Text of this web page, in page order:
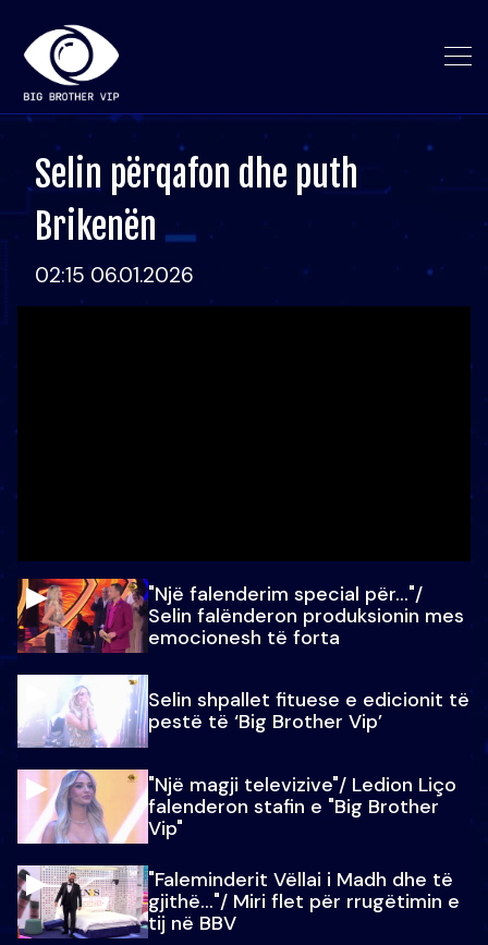
Selin përqafon dhe puth
Brikenën
02:15 06.01.2026
"Një falenderim special për…"/
Selin falënderon produksionin mes
emocionesh të forta
Selin shpallet fituese e edicionit të
pestë të ‘Big Brother Vip’
"Një magji televizive"/ Ledion Liço
falenderon stafin e "Big Brother
Vip"
"Faleminderit Vëllai i Madh dhe të
gjithë…"/ Miri flet për rrugëtimin e
tij në BBV